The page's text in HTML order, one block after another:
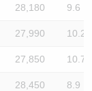
28,180 9.6
27,990 10.2
27,850 10.7
28,450 8.9